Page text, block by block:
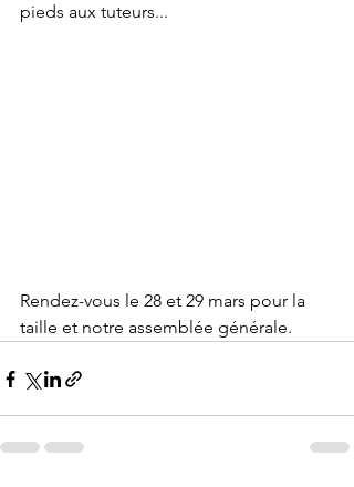
pieds aux tuteurs...
Rendez-vous le 28 et 29 mars pour la
taille et notre assemblée générale.